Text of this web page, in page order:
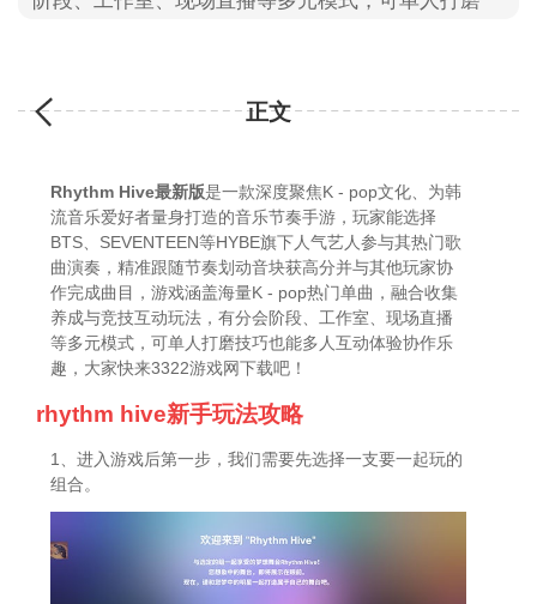
正文
Rhythm Hive最新版是一款深度聚焦K - pop文化、为韩
流音乐爱好者量身打造的音乐节奏手游，玩家能选择
BTS、SEVENTEEN等HYBE旗下人气艺人参与其热门歌
曲演奏，精准跟随节奏划动音块获高分并与其他玩家协
作完成曲目，游戏涵盖海量K - pop热门单曲，融合收集
养成与竞技互动玩法，有分会阶段、工作室、现场直播
等多元模式，可单人打磨技巧也能多人互动体验协作乐
趣，大家快来3322游戏网下载吧！
rhythm hive新手玩法攻略
1、进入游戏后第一步，我们需要先选择一支要一起玩的
组合。